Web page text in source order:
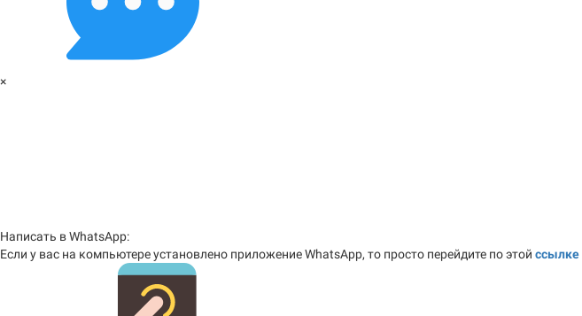
×
Написать в WhatsApp:
Если у вас на компьютере установлено приложение WhatsApp, то просто перейдите по этой ссылке